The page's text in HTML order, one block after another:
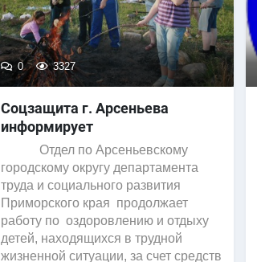
0 3327
Соцзащита г. Арсеньева
информирует
Отдел по Арсеньевскому
городскому округу департамента
труда и социального развития
Приморского края продолжает
работу по оздоровлению и отдыху
детей, находящихся в трудной
жизненной ситуации, за счет средств